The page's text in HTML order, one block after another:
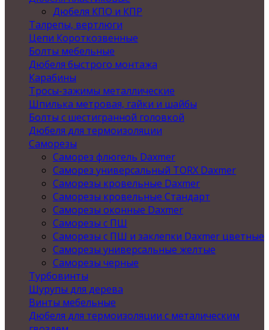
Дюбеля КПО и КПР
Талрепы, вертлюги
Цепи Короткозвенные
Болты мебельные
Дюбеля быстрого монтажа
Карабины
Тросы-зажимы металлические
Шпилька метровая, гайки и шайбы
Болты с шестигранной головкой
Дюбеля для термоизоляции
Саморезы
Саморез флюгель Daxmer
Саморез универсальный TORX Daxmer
Саморезы кровельные Daxmer
Саморезы кровельные Стандарт
Саморезы оконные Daxmer
Саморезы с ПШ
Саморезы с ПШ и заклепки Daxmer цветные
Саморезы универсальные желтые
Саморезы черные
Турбовинты
Шурупы для дерева
Винты мебельные
Дюбеля для термоизоляции с металическим